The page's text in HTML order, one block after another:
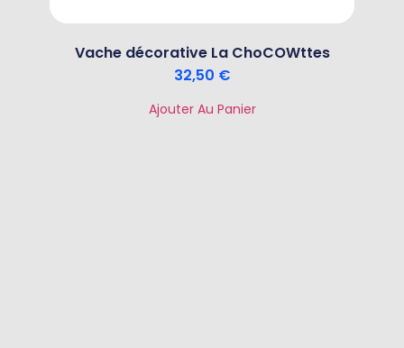
Vache décorative La ChoCOWttes
32,50 €
Ajouter Au Panier